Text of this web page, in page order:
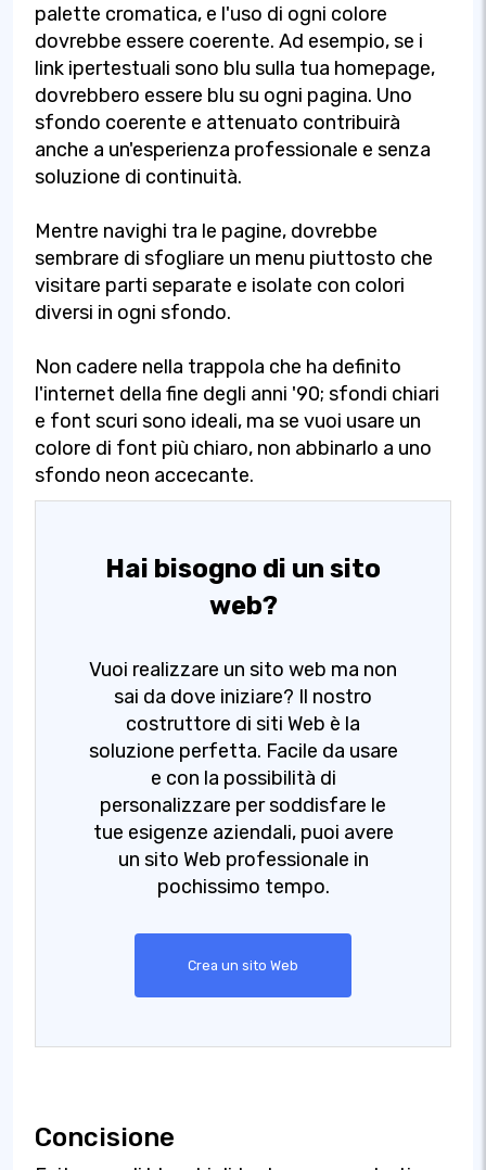
palette cromatica, e l'uso di ogni colore
dovrebbe essere coerente. Ad esempio, se i
link ipertestuali sono blu sulla tua homepage,
dovrebbero essere blu su ogni pagina. Uno
sfondo coerente e attenuato contribuirà
anche a un'esperienza professionale e senza
soluzione di continuità.
Mentre navighi tra le pagine, dovrebbe
sembrare di sfogliare un menu piuttosto che
visitare parti separate e isolate con colori
diversi in ogni sfondo.
Non cadere nella trappola che ha definito
l'internet della fine degli anni '90; sfondi chiari
e font scuri sono ideali, ma se vuoi usare un
colore di font più chiaro, non abbinarlo a uno
sfondo neon accecante.
Hai bisogno di un sito
web?
Vuoi realizzare un sito web ma non
sai da dove iniziare? Il nostro
costruttore di siti Web è la
soluzione perfetta. Facile da usare
e con la possibilità di
personalizzare per soddisfare le
tue esigenze aziendali, puoi avere
un sito Web professionale in
pochissimo tempo.
Crea un sito Web
Concisione